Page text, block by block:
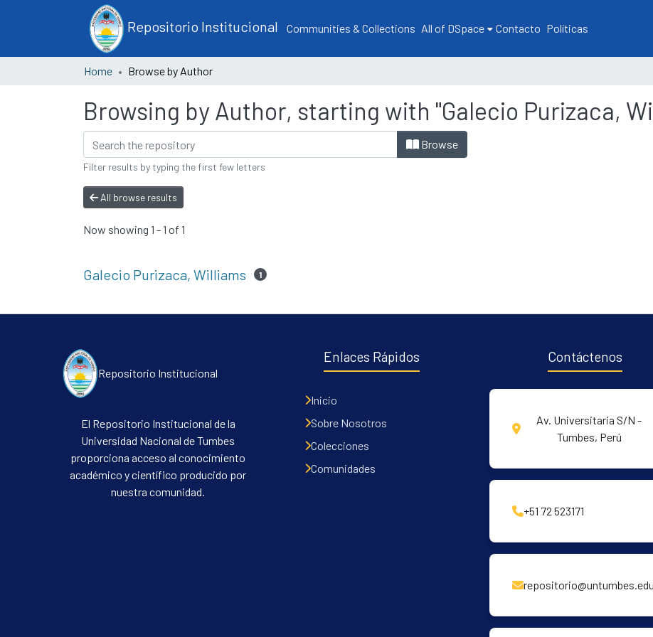
Repositorio Institucional Communities & Collections All of DSpace Contacto Políticas
Home Browse by Author
Browsing by Author, starting with "Galecio Purizaca,
Browse
Filter results by typing the first few letters
All browse results
Now showing 1 - 1 of 1
Galecio Purizaca, Williams 1
Repositorio Institucional
El Repositorio Institucional de la
Universidad Nacional de Tumbes
proporciona acceso al conocimiento
académico y científico producido por
nuestra comunidad.
Enlaces Rápidos
Inicio
Sobre Nosotros
Colecciones
Comunidades
Contáctenos
Av. Universitaria S/N -
Tumbes, Perú
+51 72 523171